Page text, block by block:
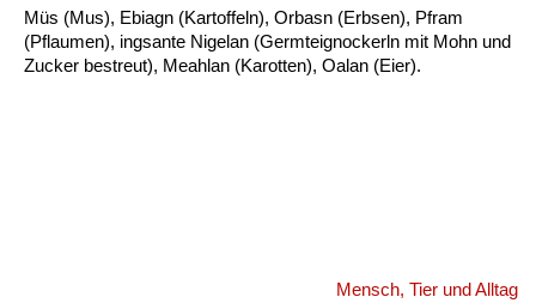
Müs (Mus), Ebiagn (Kartoffeln), Orbasn (Erbsen), Pfram
(Pflaumen), ingsante Nigelan (Germteignockerln mit Mohn und
Zucker bestreut), Meahlan (Karotten), Oalan (Eier).
Mensch, Tier und Alltag